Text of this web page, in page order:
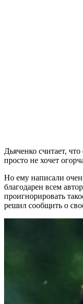
Дьяченко считает,
просто не хочет
Но ему написали
благодарен всем
проигнорировать
решил сообщить о